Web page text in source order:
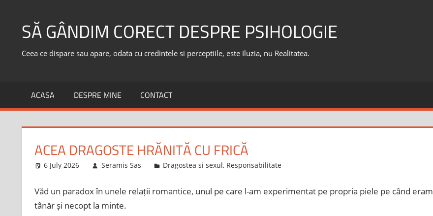
contentSĂ GÂNDIM CORECT DESPRE PSIHOLOGIE
Ceea ce dispare sau apare, odata cu credintele si perceptiile, este Iluzia, nu Realitatea.
ACASA DESPRE MINE CONTACT
ACEA DRAGOSTE HRĂNITĂ CU FRICĂ
6 July 2026 Seramis Sas Dragostea si sexul, Responsabilitate
Văd un paradox în unele relații romantice, unul pe care l-am experimentat pe propria piele pe când eram
tânăr și necopt la minte.